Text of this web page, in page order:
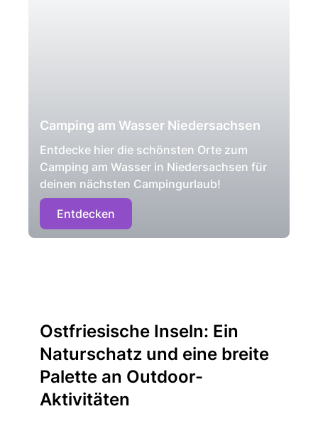
Camping am Wasser Niedersachsen
Entdecke hier die schönsten Orte zum
Camping am Wasser in Niedersachsen für
deinen nächsten Campingurlaub!
Entdecken
Ostfriesische Inseln: Ein
Naturschatz und eine breite
Palette an Outdoor-
Aktivitäten